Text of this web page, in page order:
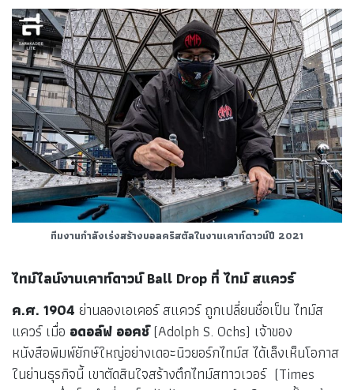
ทีมงานกำลังเร่งสร้างบอลคริสตัลในงานเคาท์ดาวน์ปี 2021
ไทม์ไลน์งานเคาท์ดาวน์Ball Drop ที่ ไทม์ สแควร์
ค.ศ. 1904 ย่านลองเอเคอร์ สแควร์ ถูกเปลี่ยนชื่อเป็น ไทม์ส
แควร์ เมื่อ อดอล์ฟ ออคช์(Adolph S. Ochs) เจ้าของ
หนังสือพิมพ์ยักษ์ใหญ่อย่างเดอะนิวยอร์กไทม์ส ได้เล็งเห็นโอกาส
ในย่านธุรกิจนี้ เขาตัดสินใจสร้างตึกไทม์สทาวเวอร์ (Times